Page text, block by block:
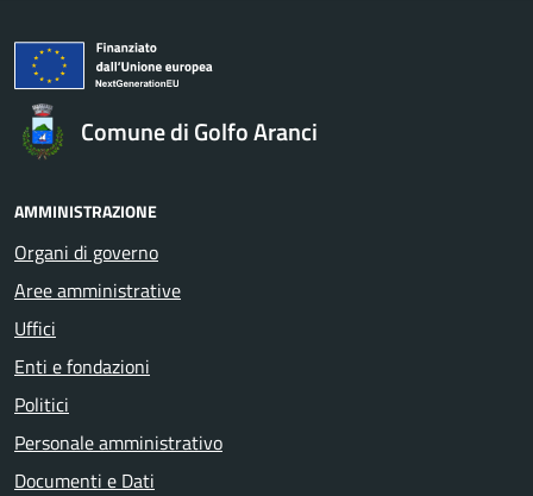
Comune di Golfo Aranci
AMMINISTRAZIONE
Organi di governo
Aree amministrative
Uffici
Enti e fondazioni
Politici
Personale amministrativo
Documenti e Dati